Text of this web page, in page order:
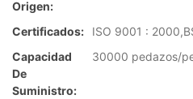
Origen:
Certificados:
ISO 9001 :
Capacidad
De
Suministro:
30000 pedazos/